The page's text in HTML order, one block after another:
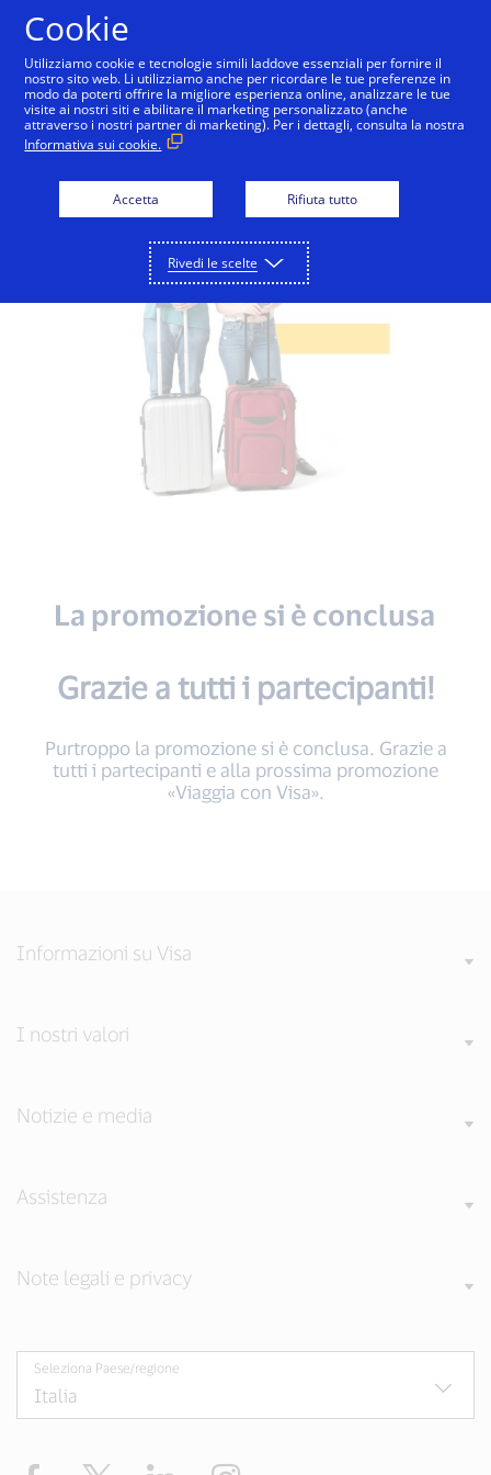
La promozione si è conclusa
Grazie a tutti i partecipanti!
Purtroppo la promozione si è conclusa. Grazie a
tutti i partecipanti e alla prossima promozione
«Viaggia con Visa».
Informazioni su Visa
I nostri valori
Notizie e media
Assistenza
Note legali e privacy
Seleziona Paese/regione
Cookie
Utilizziamo cookie e tecnologie simili laddove essenziali per fornire il
nostro sito web. Li utilizziamo anche per ricordare le tue preferenze in
modo da poterti offrire la migliore esperienza online, analizzare le tue
visite ai nostri siti e abilitare il marketing personalizzato (anche
attraverso i nostri partner di marketing). Per i dettagli, consulta la nostra
Informativa sui cookie.
Accetta Rifiuta tutto
Rivedi le scelte